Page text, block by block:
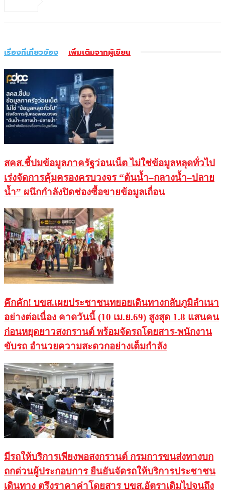
เรื่องที่เกี่ยวข้อง เพิ่มเติมจากผู้เขียน
สคส.ชี้ปมข้อมูลภาครัฐว่อนเน็ต ไม่ใช่ข้อมูลหลุดทั่วไป
เร่งจัดการคุ้มครองครบวงจร “ต้นน้ำ–กลางน้ำ–ปลาย
น้ำ” ผนึกกำลังปิดช่องซื้อขายข้อมูลเถื่อน
คึกคัก! บขส.เผยประชาชนทยอยเดินทางกลับภูมิลำเนา
อย่างต่อเนื่อง คาดวันนี้ (10 เม.ย.69) สูงสุด 1.8 แสนคน
ก่อนหยุดยาวสงกรานต์ พร้อมจัดรถโดยสาร-พนักงาน
ขับรถ อำนวยความสะดวกอย่างเต็มกำลัง
มีรถให้บริการเพียงพอสงกรานต์ กรมการขนส่งทางบก
ถกด่วนผู้ประกอบการ ยืนยันจัดรถให้บริการประชาชน
เดินทาง ตรึงราคาค่าโดยสาร บขส.อัตราเดิมไปจนถึง